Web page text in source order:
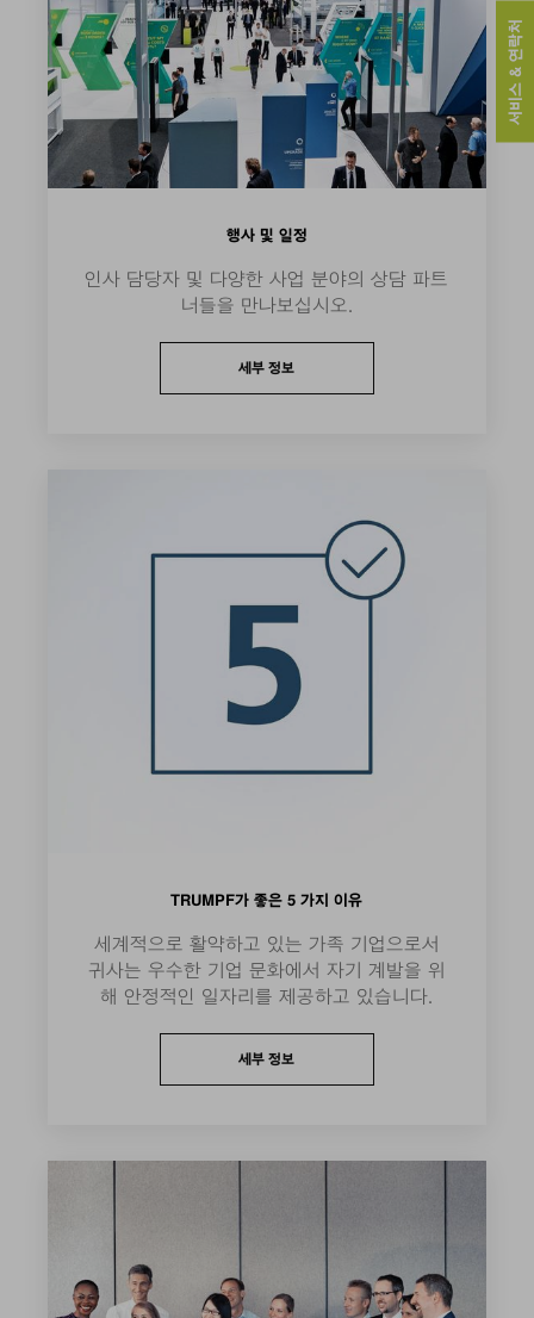
행사 및 일정
인사 담당자 및 다양한 사업 분야의 상담 파트
너들을 만나보십시오.
세부 정보
TRUMPF가 좋은 5 가지 이유
세계적으로 활약하고 있는 가족 기업으로서
귀사는 우수한 기업 문화에서 자기 계발을 위
해 안정적인 일자리를 제공하고 있습니다.
세부 정보
서비스 & 연락처